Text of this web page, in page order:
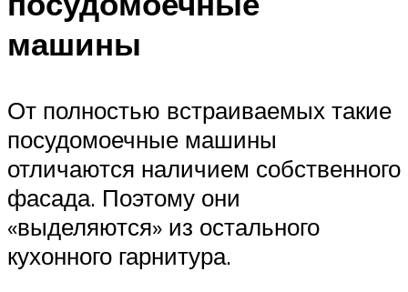
машины
От полностью встраиваемых такие
посудомоечные машины
отличаются наличием собственного
фасада. Поэтому они
«выделяются» из остального
кухонного гарнитура.